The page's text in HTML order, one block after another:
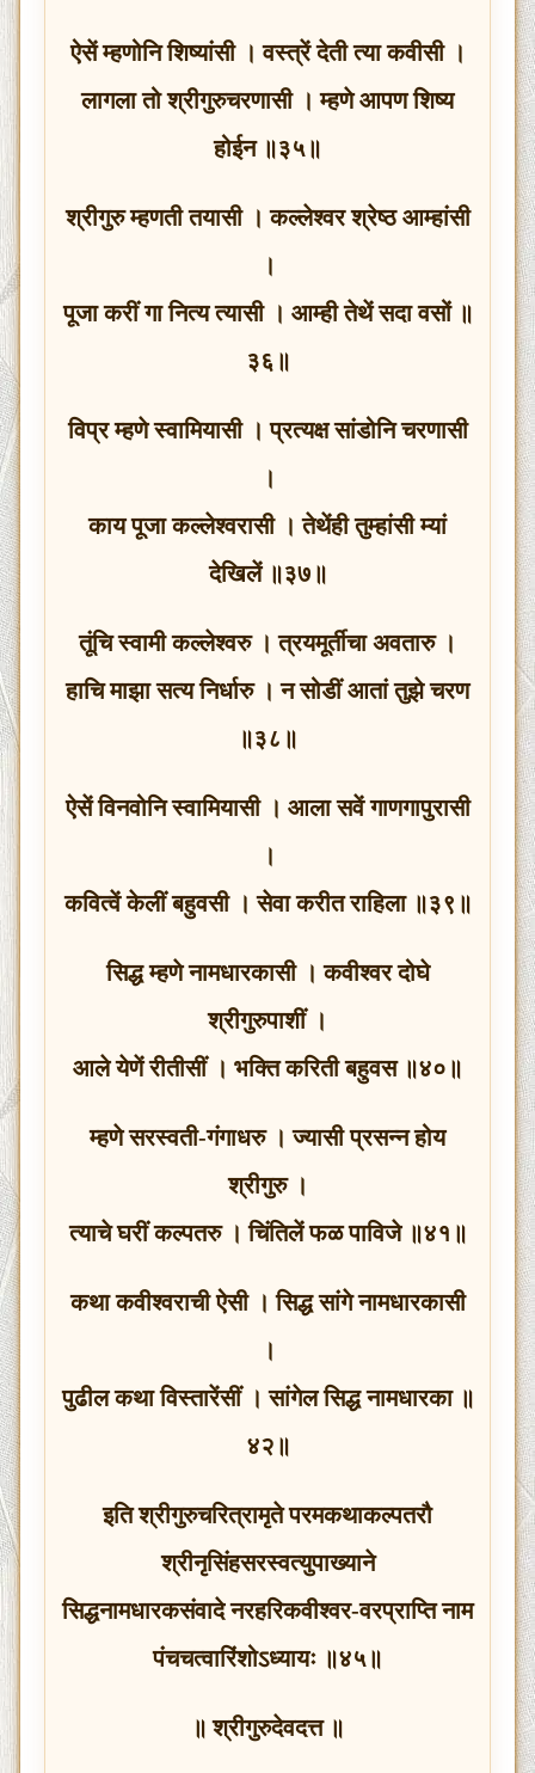
ऐसें म्हणोनि शिष्यांसी । वस्त्रें देती त्या कवीसी ।
लागला तो श्रीगुरुचरणासी । म्हणे आपण शिष्य
होईन ॥३५॥
श्रीगुरु म्हणती तयासी । कल्लेश्वर श्रेष्‍ठ आम्हांसी
।
पूजा करीं गा नित्य त्यासी । आम्ही तेथें सदा वसों ॥
३६॥
विप्र म्हणे स्वामियासी । प्रत्यक्ष सांडोनि चरणासी
।
काय पूजा कल्लेश्वरासी । तेथेंही तुम्हांसी म्यां
देखिलें ॥३७॥
तूंचि स्वामी कल्लेश्वरु । त्रयमूर्तीचा अवतारु ।
हाचि माझा सत्य निर्धारु । न सोडीं आतां तुझे चरण
॥३८॥
ऐसें विनवोनि स्वामियासी । आला सवें गाणगापुरासी
।
कवित्वें केलीं बहुवसी । सेवा करीत राहिला ॥३९॥
सिद्ध म्हणे नामधारकासी । कवीश्वर दोघे
श्रीगुरुपाशीं ।
आले येणें रीतीसीं । भक्ति करिती बहुवस ॥४०॥
म्हणे सरस्वती-गंगाधरु । ज्यासी प्रसन्न होय
श्रीगुरु ।
त्याचे घरीं कल्पतरु । चिंतिलें फळ पाविजे ॥४१॥
कथा कवीश्वराची ऐसी । सिद्ध सांगे नामधारकासी
।
पुढील कथा विस्तारेंसीं । सांगेल सिद्ध नामधारका ॥
४२॥
इति श्रीगुरुचरित्रामृते परमकथाकल्पतरौ
श्रीनृसिंहसरस्वत्युपाख्याने
सिद्धनामधारकसंवादे नरहरिकवीश्वर-वरप्राप्ति नाम
पंचचत्वारिंशोऽध्यायः ॥४५॥
॥ श्रीगुरुदेवदत्त ॥